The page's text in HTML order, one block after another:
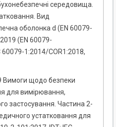
середовища.
Вид
оболонка d (EN 60079-
(EN 60079-
60079-1:2014/COR1:2018,
Вимоги щодо безпеки
для вимірювання,
застосування. Частина 2-
устатковання для